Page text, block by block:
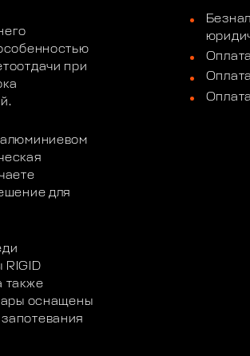
при
алюминиевом
для
RIGID
также
оснащены